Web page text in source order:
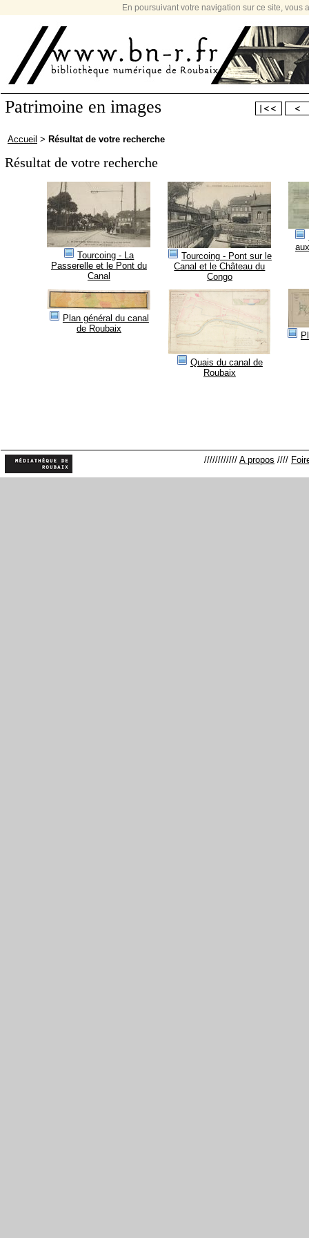
En poursuivant votre navigation sur ce site,
Patrimoine en images
Accueil > Résultat de votre recherche
Résultat de votre recherche
Tourcoing - La
Passerelle et le Pont du
Canal
Tourcoing - Pont sur le
Canal et le Château du
Congo
Plan général du canal
de Roubaix
Quais du canal de
Roubaix
//////////// A propos ////